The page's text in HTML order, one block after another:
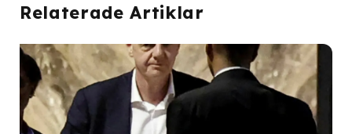
Relaterade Artiklar